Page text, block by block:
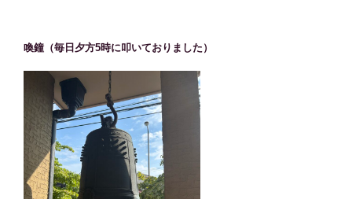
喚鐘（毎日夕方5時に叩いておりました）